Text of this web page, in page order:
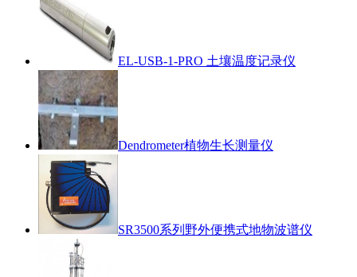
EL-USB-1-PRO 土壤温度记录仪
Dendrometer植物生长测量仪
SR3500系列野外便携式地物波谱仪